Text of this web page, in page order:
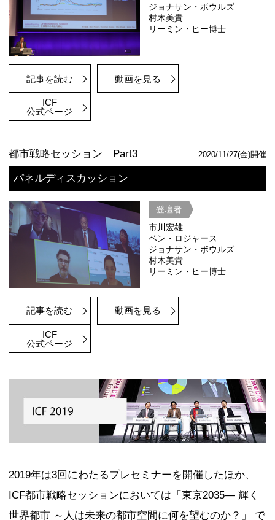
た世界の大都市において、新型コロナ
デミックがどのように働き方や住まい
いるのか、そしてそれらの変化は都市
ような変化の兆しを見せ始めているの
築・都市計画、環境など多角的な視点
た。以下このセッションのサマリーを
部構成に分けて紹介する。
都市戦略セッション Part1
導入プレゼンテーション
市川 宏雄
記事を読む 動画を見る